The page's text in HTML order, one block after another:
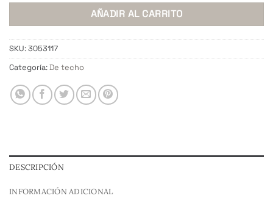
AÑADIR AL CARRITO
SKU:3053117
Categoría:De techo
DESCRIPCIÓN
INFORMACIÓN ADICIONAL